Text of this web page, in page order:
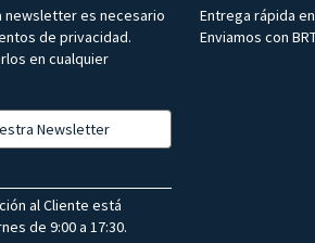
newsletter es necesario
de privacidad.
en cualquier
Newsletter
Entrega rápida
Enviamos con
al Cliente está
de 9:00 a 17:30.